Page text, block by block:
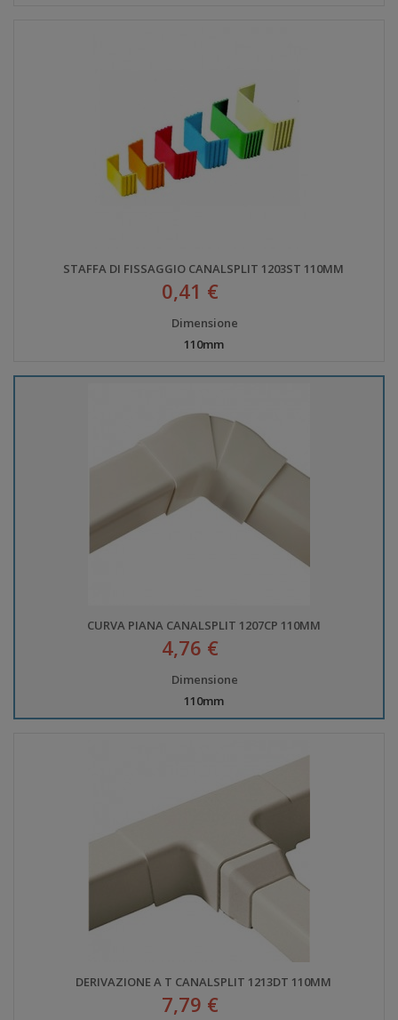
STAFFA DI FISSAGGIO CANALSPLIT 1203ST 110MM
0,41 €
Dimensione
110mm
CURVA PIANA CANALSPLIT 1207CP 110MM
4,76 €
Dimensione
110mm
DERIVAZIONE A T CANALSPLIT 1213DT 110MM
7,79 €